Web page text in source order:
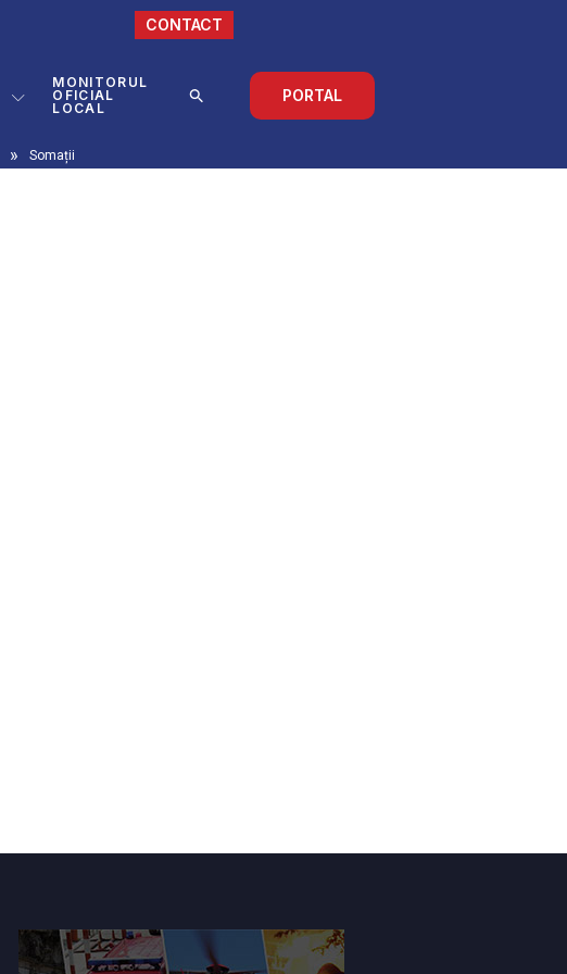
CONTACT
MONITORUL
OFICIAL
LOCAL
PORTAL
» Somații